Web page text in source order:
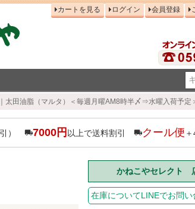
カートを見る ログイン 会員登録
太田油脂（マルタ）＜毎週月曜AM8時半〆⇒水曜入荷予定
引） 7000円 以上で送料割引 クール便
かねこやセレクト
在庫についてLINEでお問い